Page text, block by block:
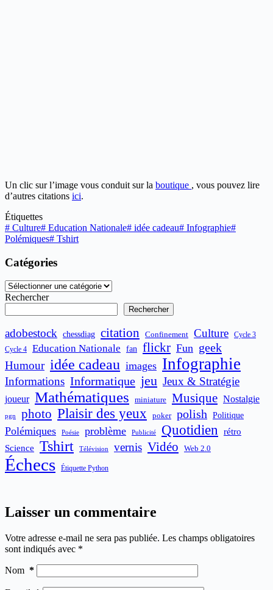
Un clic sur l’image vous conduit sur la boutique , vous pouvez lire
d’autres citations ici.
Étiquettes
# Culture# Education Nationale# idée cadeau# Infographie#
Polémiques# Tshirt
Catégories
Catégories
Rechercher
Rechercher
adobestock chessdiag citation Confinement Culture
Cycle 3
Cycle 4
Education Nationale fan flickr Fun geek
Humour idée cadeau images Infographie
Informations Informatique jeu Jeux & Stratégie
joueur Mathématiques miniature Musique Nostalgie
pgn photo Plaisir des yeux poker polish Politique
Polémiques Poésie problème Publicité Quotidien
rétro
Science
Tshirt Télévision vernis Vidéo Web 2.0
Échecs Étiquette Python
Laisser un commentaire
Votre adresse e-mail ne sera pas publiée. Les champs obligatoires
sont indiqués avec *
Nom *